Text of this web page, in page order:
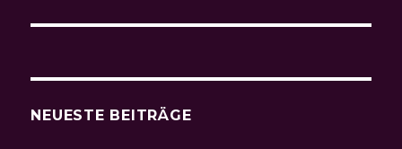
NEUESTE BEITRÄGE